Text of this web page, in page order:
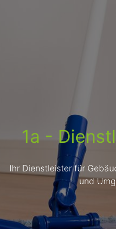
1a -
Ihr Dienstleister für
und